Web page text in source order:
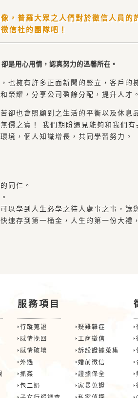
，普羅大眾之人們對於徵信人員
信社的團隊吧！
是用心用情，認真努力的溫馨所在。
也擁有許多正面新聞的豎立，客戶的
榮耀，分享公司盈餘分配，提升人才。
卻也會照顧到之生活的平衡以及休
價之寶！ 我們期盼遇見能夠和我們
境，個人知識增長，共同學習努力。
同仁。
以學到人生必學之待人處事之事，讓
速存到第一桶金，人生的第一份大禮
服務項目
行蹤蒐證
感情挽回
感情破壞
外遇
抓姦
包二奶
疑難雜症
工商徵信
訴訟證據蒐集
婚前徵信
證據保全
家暴蒐證